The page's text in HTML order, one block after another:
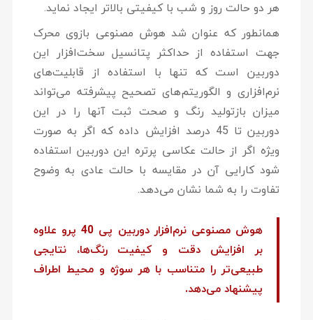
هر دو حالت روز و شب با کیفیتی بالاتر ایجاد نماید.
همانطور که عنوان شد هوش مصنوعی بازوی محرک
جهت استفاده از حداکثر پتانسیل سخت‌افزار این
دوربین است که تنها با استفاده از قابلیت‌های
نرم‌افزاری و الگوریتم‌های تصحیح پیشرفته می‌تواند
میزان بازتولید رنگ و صحت ثبت آنها را در این
دوربین تا 45 درصد افزایش داده که اگر به صورت
ویژه اگر از حالت عکاسی پرتره این دوربین استفاده
شود کارایی آن در مقایسه با حالت عادی به وضوح
تفاوت را به شما نشان می‌دهد.
هوش مصنوعی نرم‌افزار دوربین پی 40 پرو علاوه
بر افزایش دقت و کیفیت رنگ‌ها، نتایجی
طبیعی‌تر را متناسب با هر سوژه و محیط اطراف
پیشنهاد می‌دهد.